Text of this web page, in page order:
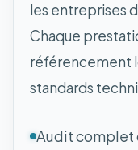
les entreprises
Chaque
référencement
standards
Audit complet